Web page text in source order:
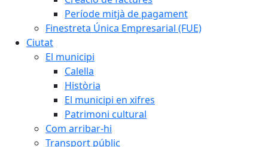
Període mitjà de pagament
Finestreta Única Empresarial (FUE)
Ciutat
El municipi
Calella
Història
El municipi en xifres
Patrimoni cultural
Com arribar-hi
Transport públic